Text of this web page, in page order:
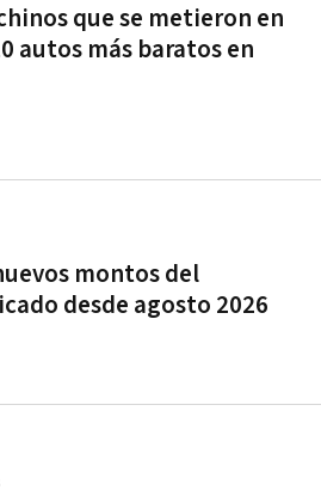
que se metieron en
autos más baratos en
montos del
desde agosto 2026